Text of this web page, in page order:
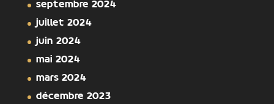
septembre 2024
juillet 2024
juin 2024
mai 2024
mars 2024
décembre 2023